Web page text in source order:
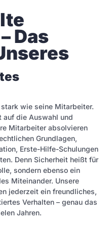
Das
wie seine Mitarbeiter.
auf die Auswahl und
Mitarbeiter absolvieren
Grundlagen,
Erste-Hilfe-Schulungen
Denn Sicherheit heißt für
sondern ebenso ein
Miteinander. Unsere
jederzeit ein freundliches,
Verhalten – genau das
Jahren.